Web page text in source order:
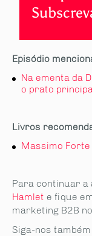
Episódio
Na ementa da
o prato
Livros
Massimo
Para continuar a
Hamlet e fique
marketing B2B
Siga-nos também